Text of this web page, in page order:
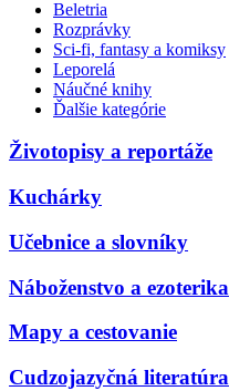
Beletria
Rozprávky
Sci-fi, fantasy a komiksy
Leporelá
Náučné knihy
Ďalšie kategórie
Životopisy a reportáže
Kuchárky
Učebnice a slovníky
Náboženstvo a ezoterika
Mapy a cestovanie
Cudzojazyčná literatúra